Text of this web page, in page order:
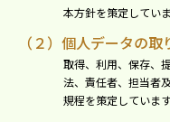
本⽅針を策定していま
（２）個⼈データの
取得、利⽤、保存、
法、責任者、担当者
規程を策定しています